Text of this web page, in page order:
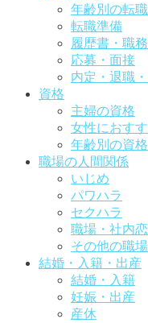
年齢別の転
転職準備
履歴書・職
応募・面接
内定・退職
資格
主婦の資格
女性におす
年齢別の資格
職場の人間関係
いじめ
パワハラ
セクハラ
職場・社内
その他の職
結婚・入籍・出産
結婚・入籍
妊娠・出産
産休